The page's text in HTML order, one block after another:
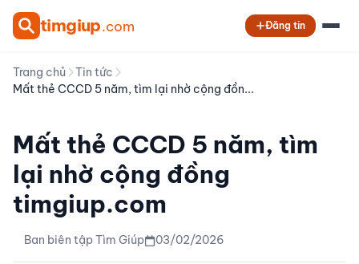
timgiup.com Đăng tin
Trang chủ
Tin tức
Mất thẻ CCCD 5 năm, tìm lại nhờ cộng đồn...
Mất thẻ CCCD 5 năm, tìm
lại nhờ cộng đồng
timgiup.com
Ban biên tập Tìm Giúp 03/02/2026